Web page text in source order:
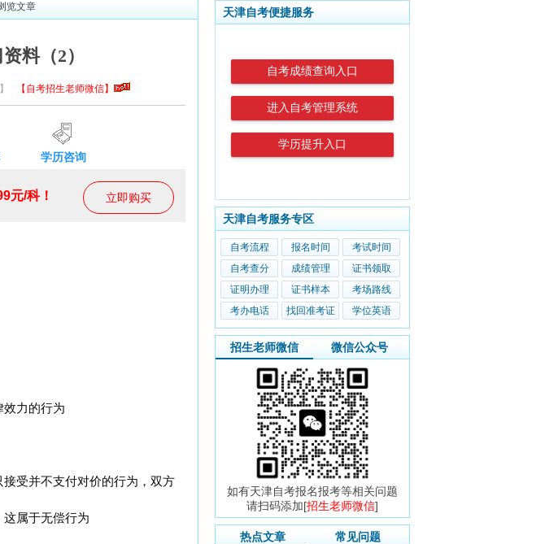
览文章
料（2）
】 【自考招生老师微信】
学历咨询
立即购买
元/科！
力的行为
受并不支付对价的行为，双方
属于无偿行为
天津自考便捷服务
自考成绩查询入口
进入自考管理系统
学历提升入口
天津自考服务专区
自考流程 报名时间
考试时间
自考查分
成绩管理
证书领取
证明办理
证书样本
考场路线
考办电话
找回准考证 学位英语
招生老师微信 微信公众号
如有天津自考报名报考等相关问题
请扫码添加[招生老师微信]
热点文章 常见问题